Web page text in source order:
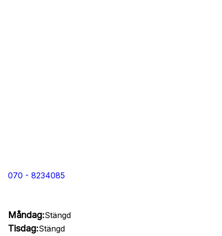
070 - 8234085
Måndag:Stängd
Tisdag:Stängd